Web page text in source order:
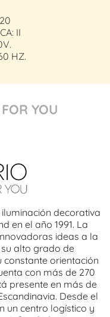
II
HZ.
YOU
decorativa
en el año 1991. La
ideas a la
alto grado de
orientación
con más de 270
presente en más de
Desde el
un centro logístico y